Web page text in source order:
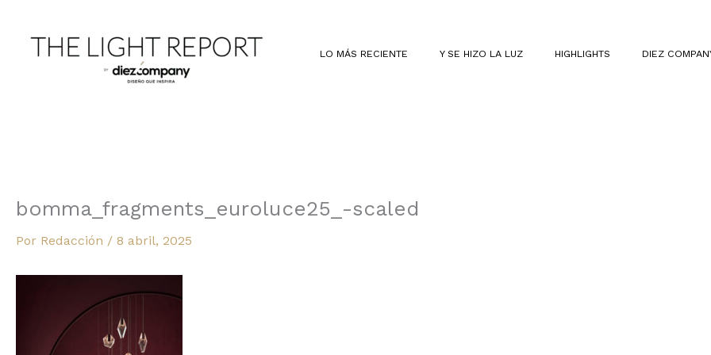
contenido
LO MÁS RECIENTE Y SE HIZO LA LUZ HIGHLIGHTS DIEZ
bomma_fragments_euroluce25_-scaled
Por Redacción / 8 abril, 2025